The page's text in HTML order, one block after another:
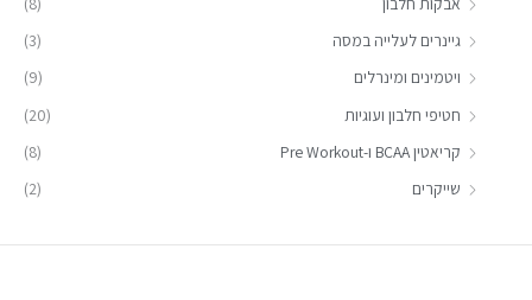
גיינרים לעלייה במסה
(3)
ויטמינים ומינרלים
(9)
חטיפי חלבון ועוגיות
(20)
קריאטין BCAA ו-Pre Workout
(8)
שייקרים
(2)